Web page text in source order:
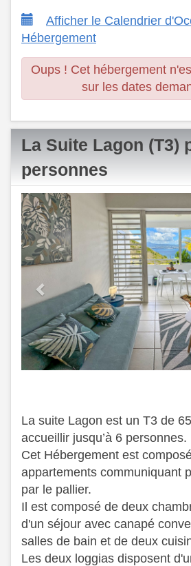
Afficher le Calendrier
Hébergement
Oups ! Cet hébergement
sur les dates
La Suite Lagon (T3)
personnes
Previous
La suite Lagon est un T3 de
accueillir jusqu’à 6 personnes.
Cet Hébergement est
appartements communiquant
par le pallier.
Il est composé de deux
d'un séjour avec canapé
salles de bain et de deux
Les deux loggias disposent